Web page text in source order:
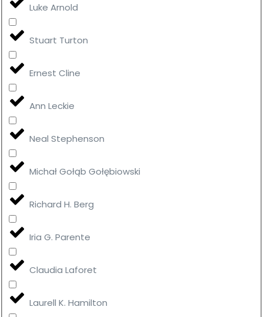
Luke Arnold
Stuart Turton
Ernest Cline
Ann Leckie
Neal Stephenson
Michał Gołąb Gołębiowski
Richard H. Berg
Iria G. Parente
Claudia Laforet
Laurell K. Hamilton